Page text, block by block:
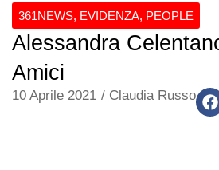
361NEWS, EVIDENZA, PEOPLE
Alessandra
Amici
10 Aprile 2021 / Claudia Russo